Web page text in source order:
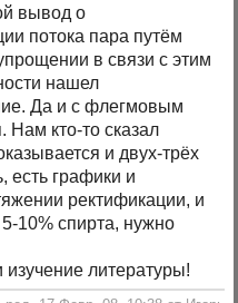
вывод о
потока пара путём
в связи с этим
нашел
Да и с флегмовым
Нам кто-то сказал
и двух-трёх
есть графики и
ректификации, и
5-10% спирта, нужно
литературы!